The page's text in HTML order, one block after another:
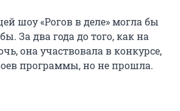
шоу «Рогов в деле» могла бы
За два года до того, как на
она участвовала в конкурсе,
программы, но не прошла.